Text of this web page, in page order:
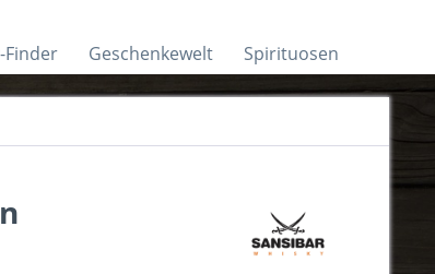
Finder Geschenkewelt Spirituosen